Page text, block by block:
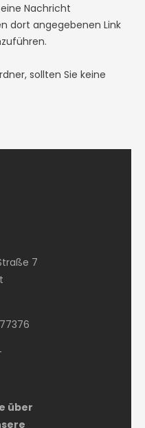
Nachricht
dort angegebenen Link
sollten Sie keine
7
über